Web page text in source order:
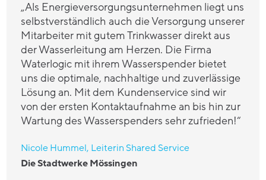
„Als Energieversorgungsunternehmen liegt uns
selbstverständlich auch die Versorgung unserer
Mitarbeiter mit gutem Trinkwasser direkt aus
der Wasserleitung am Herzen. Die Firma
Waterlogic mit ihrem Wasserspender bietet
uns die optimale, nachhaltige und zuverlässige
Lösung an. Mit dem Kundenservice sind wir
von der ersten Kontaktaufnahme an bis hin zur
Wartung des Wasserspenders sehr zufrieden!“
Nicole Hummel, Leiterin Shared Service
Die Stadtwerke Mössingen